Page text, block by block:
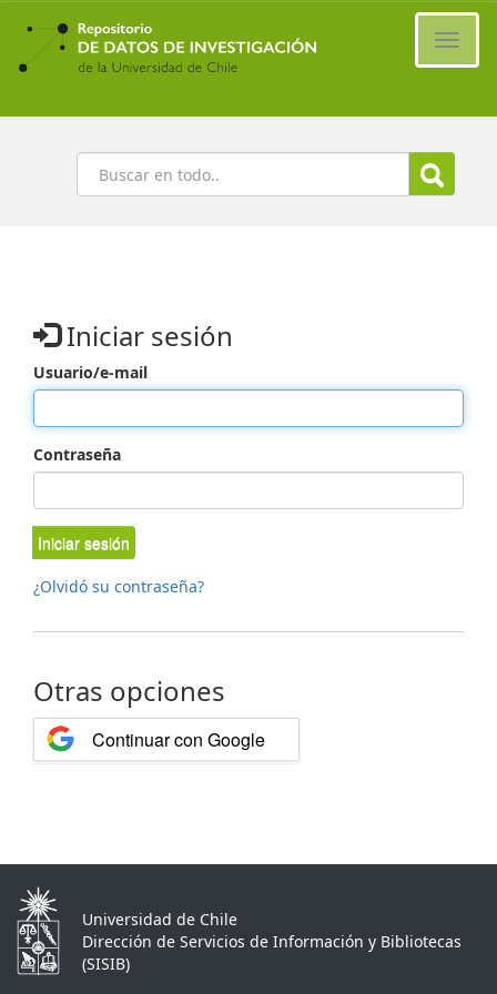
Ir
contenido
principal
Buscar
Iniciar sesión
Usuario/e-mail
Contraseña
Iniciar sesión
¿Olvidó su contraseña?
Otras opciones
Continuar con Google
Universidad de Chile
Dirección de Servicios de Información y Bibliotecas
(SISIB)